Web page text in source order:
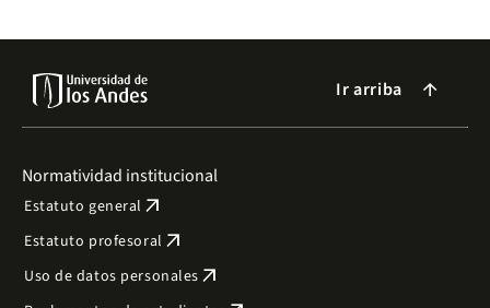
Ir arriba arrow_forward
Normatividad institucional
Estatuto general arrow_outward
Estatuto profesoral arrow_outward
Uso de datos personales arrow_outward